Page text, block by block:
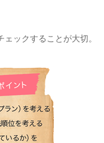
ックすることが大切。